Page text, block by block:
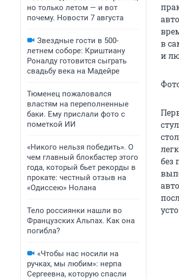
но только летом — и вот
почему. Новости 7 августа
Звездные гости в 500-
летнем соборе: Криштиану
Роналду готовится сыграть
свадьбу века на Мадейре
Тюменец пожаловался
властям на переполненные
баки. Ему прислали фото с
пометкой ИИ
«Никого нельзя победить». О
чем главный блокбастер этого
года, который бьет рекорды в
прокате: честный отзыв на
«Одиссею» Нолана
Тело россиянки нашли во
Французских Альпах. Как она
погибла?
«Чтобы нас носили на
ручках, мы любим»: нерпа
Сергеевна, которую спасли
в
и
без